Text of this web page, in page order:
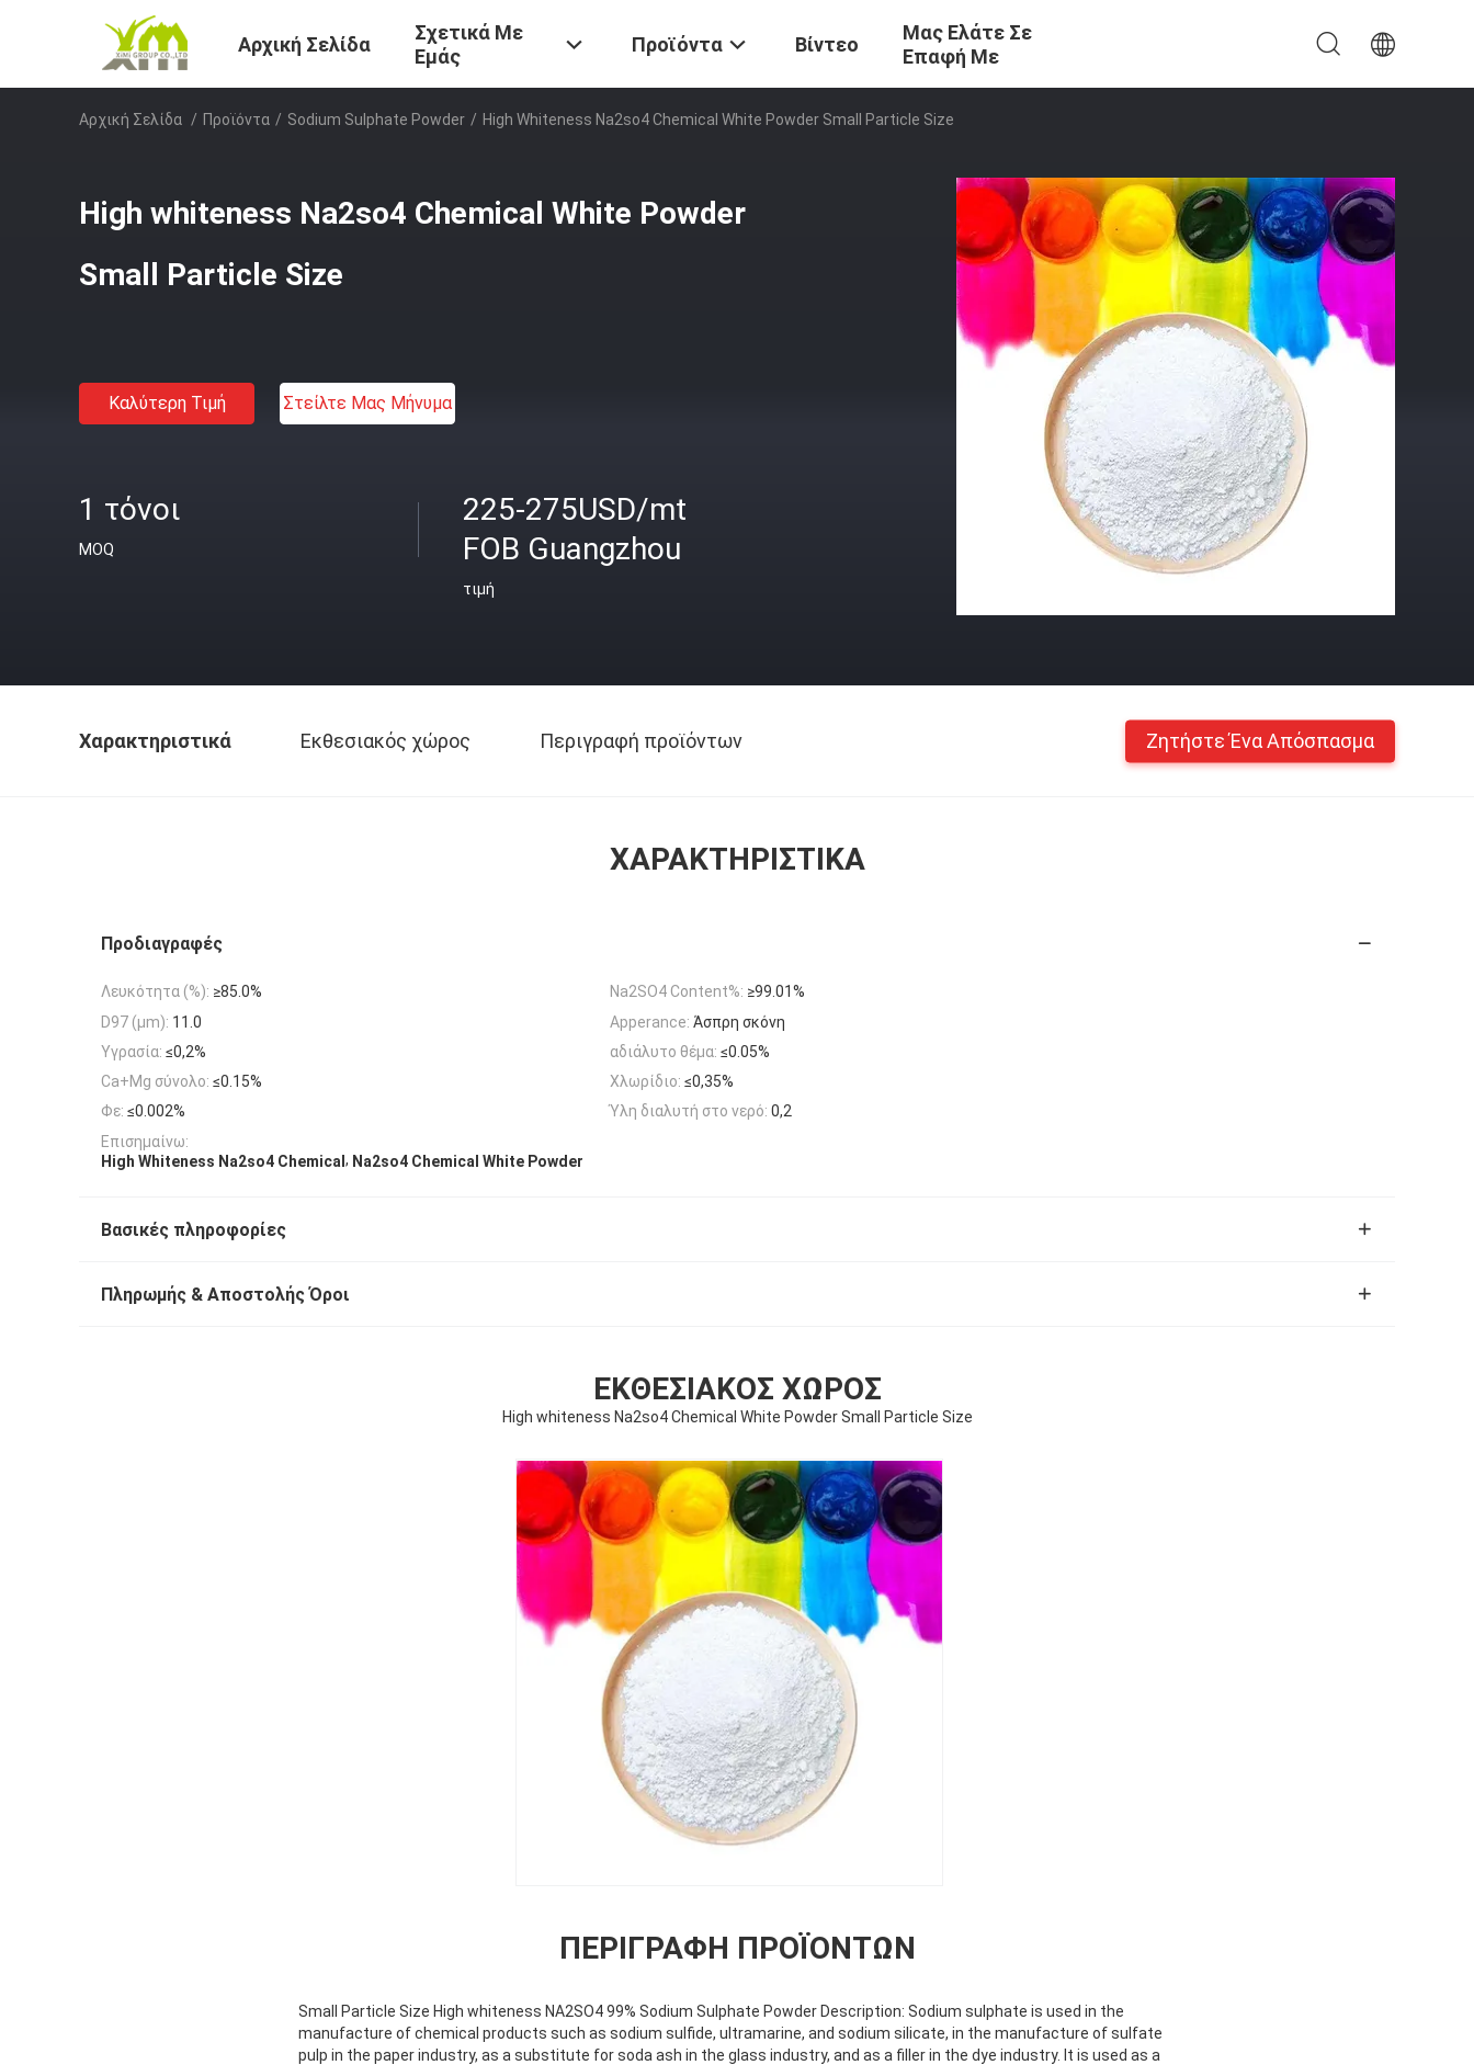
Αρχική Σελίδα
Σχετικά Με
Εμάς
Προϊόντα Βίντεο
Μας Ελάτε Σε
Επαφή Με
Αρχική Σελίδα / Προϊόντα / Sodium Sulphate Powder / High Whiteness Na2so4 Chemical White Powder Small Particle Size
High whiteness Na2so4 Chemical White Powder
Small Particle Size
Καλύτερη Τιμή Στείλτε Μας Μήνυμα
1 τόνοι
MOQ
225-275USD/mt
FOB Guangzhou
τιμή
Χαρακτηριστικά Εκθεσιακός χώρος Περιγραφή προϊόντων Ζητήστε Ένα Απόσπασμα
ΧΑΡΑΚΤΗΡΙΣΤΙΚΆ
Προδιαγραφές
Λευκότητα (%): ≥85.0% Na2SO4 Content%: ≥99.01%
D97 (μm): 11.0 Apperance: Άσπρη σκόνη
Υγρασία: ≤0,2% αδιάλυτο θέμα: ≤0.05%
Ca+Mg σύνολο: ≤0.15% Χλωρίδιο: ≤0,35%
Φε: ≤0.002% Ύλη διαλυτή στο νερό: 0,2
Επισημαίνω:
High Whiteness Na2so4 Chemical , Na2so4 Chemical White Powder
Βασικές πληροφορίες
Πληρωμής & Αποστολής Όροι
ΕΚΘΕΣΙΑΚΌΣ ΧΏΡΟΣ
High whiteness Na2so4 Chemical White Powder Small Particle Size
ΠΕΡΙΓΡΑΦΉ ΠΡΟΪΌΝΤΩΝ
Small Particle Size High whiteness NA2SO4 99% Sodium Sulphate Powder Description: Sodium sulphate is used in the
manufacture of chemical products such as sodium sulfide, ultramarine, and sodium silicate, in the manufacture of sulfate
pulp in the paper industry, as a substitute for soda ash in the glass industry, and as a filler in the dye industry. It is used as a